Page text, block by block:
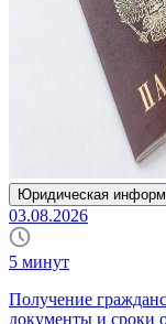
Юридическая
03.08.2026
5 минут
Получение
документы и сроки